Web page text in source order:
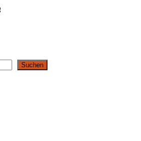
Suchen